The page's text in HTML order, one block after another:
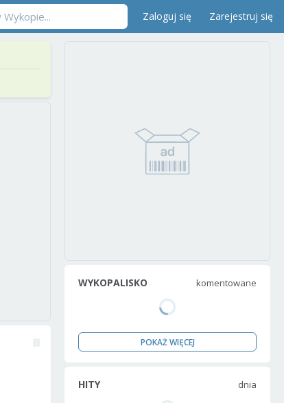
Zaloguj się Zarejestruj się
WYKOPALISKO komentowane
POKAŻ WIĘCEJ
HITY dnia